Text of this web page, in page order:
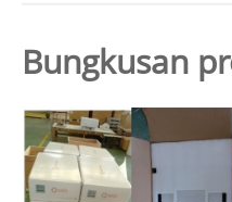
Bungkusan